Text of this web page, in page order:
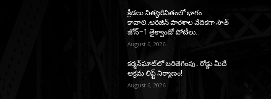
క్రీడలు నిత్యజీవితంలో భాగం
కావాలి..ఆరిజిన్ పాఠశాల వేదికగా సౌత్
జోన్–1 తైక్వాండో పోటీలు..
August 6, 2026
కర్మన్‌ఘాట్‌లో బరితెగింపు.. రోడ్డు మీదే
అక్రమ లిఫ్ట్ నిర్మాణం!
August 6, 2026